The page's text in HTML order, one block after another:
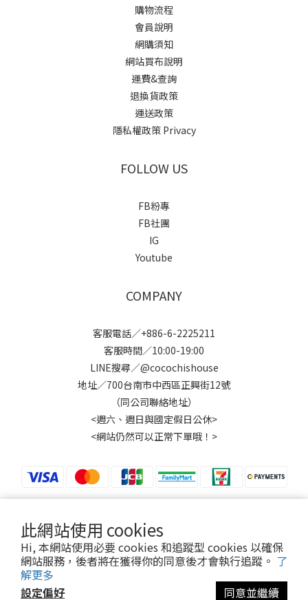
此網站使用 cookies
Hi, 本網站使用必要 cookies 和追蹤型 cookies 以確保
網站服務，後者將在獲得你的同意後才會執行追蹤。 了
解更多
設定偏好
同意並繼續
購物流程
會員說明
網購須知
網站買布說明
運費&查詢
退換貨政策
運送政策
隱私權政策 Privacy
FOLLOW US
FB粉專
FB社團
IG
Youtube
COMPANY
客服電話／+886-6-2225211
客服時間／10:00-19:00
LINE搜尋／@cocochishouse
地址／700台南市中西區正興街12號
（同公司聯絡地址）
<週六、週日與國定假日公休>
<網站仍然可以正常下單哦！>
$TWD 繁體中文